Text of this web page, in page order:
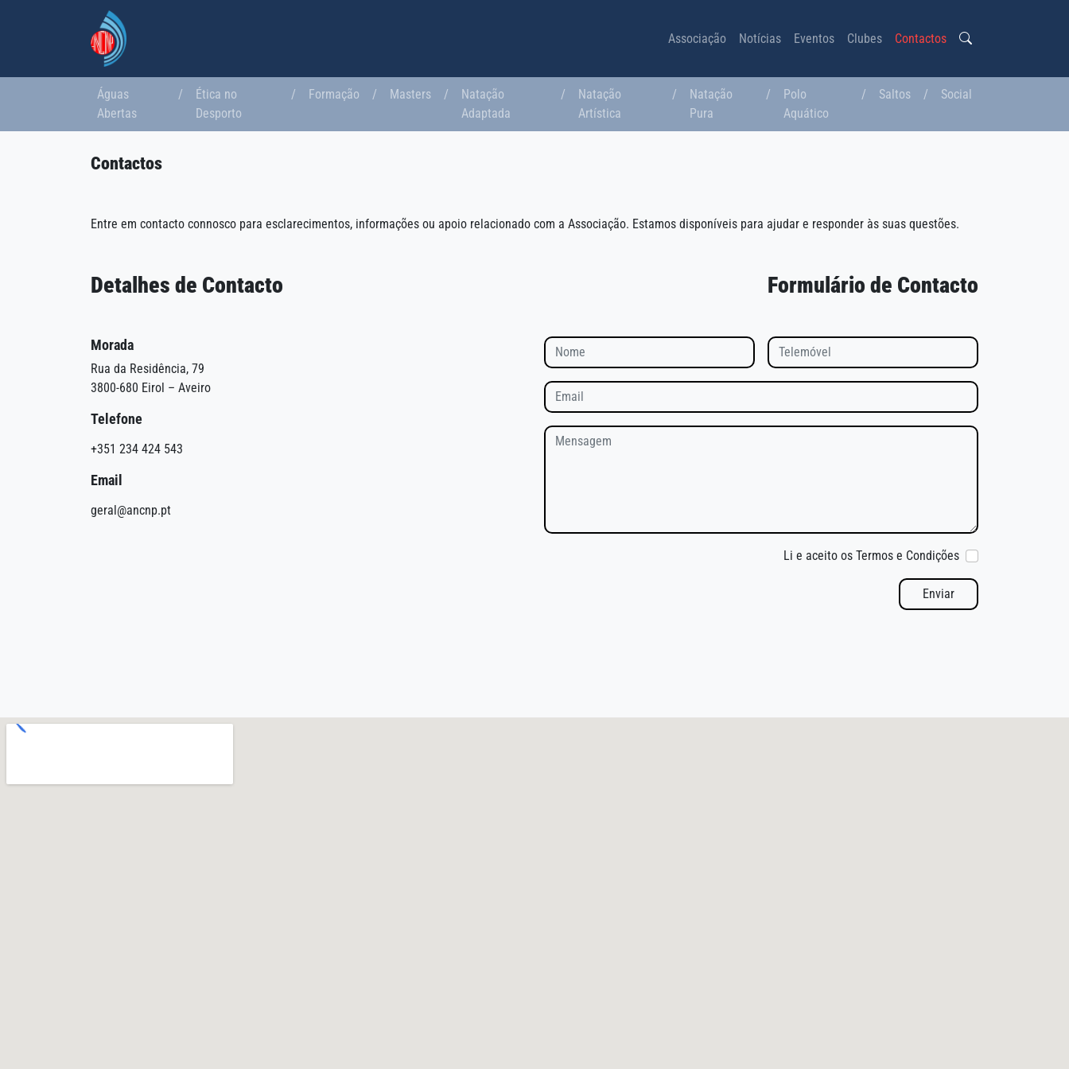
Associação Notícias Eventos Clubes Contactos
Águas
Abertas
/
Ética no
Desporto
/ Formação / Masters /
Natação
Adaptada
/
Natação
Artística
/
Natação
Pura
/
Polo
Aquático
/ Saltos / Social
Contactos
Entre em contacto connosco para esclarecimentos, informações ou apoio relacionado com a Associação. Estamos disponíveis para ajudar e responder às suas questões.
Detalhes de Contacto
Morada
Rua da Residência, 79
3800-680 Eirol – Aveiro
Telefone
+351 234 424 543
Email
geral@ancnp.pt
Formulário de Contacto
Li e aceito os Termos e Condições
Enviar